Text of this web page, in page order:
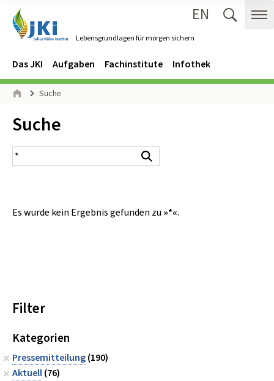
Lebensgrundlagen für morgen sichern
EN
Navigation
Hauptmenü
Das JKI Aufgaben Fachinstitute Infothek
Seitenpfad
Suche
Inhalt:
Suche
Suchergebnis
Es wurde kein Ergebnis gefunden zu »*«.
Filter
Kategorien
Pressemitteilung(190)
Aktuell(76)